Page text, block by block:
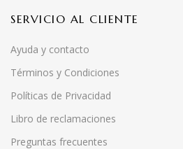
SERVICIO AL CLIENTE
Ayuda y contacto
Términos y Condiciones
Políticas de Privacidad
Libro de reclamaciones
Preguntas frecuentes